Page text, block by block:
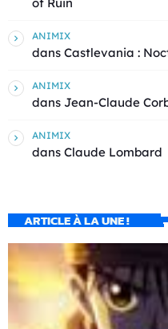
ANIMIX
dans Castlevania :
ANIMIX
dans Jean-Claude
ANIMIX
dans Claude Lombard
ARTICLE À LA UNE !